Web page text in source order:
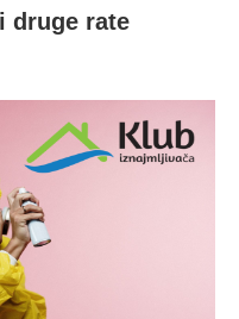
druge rate